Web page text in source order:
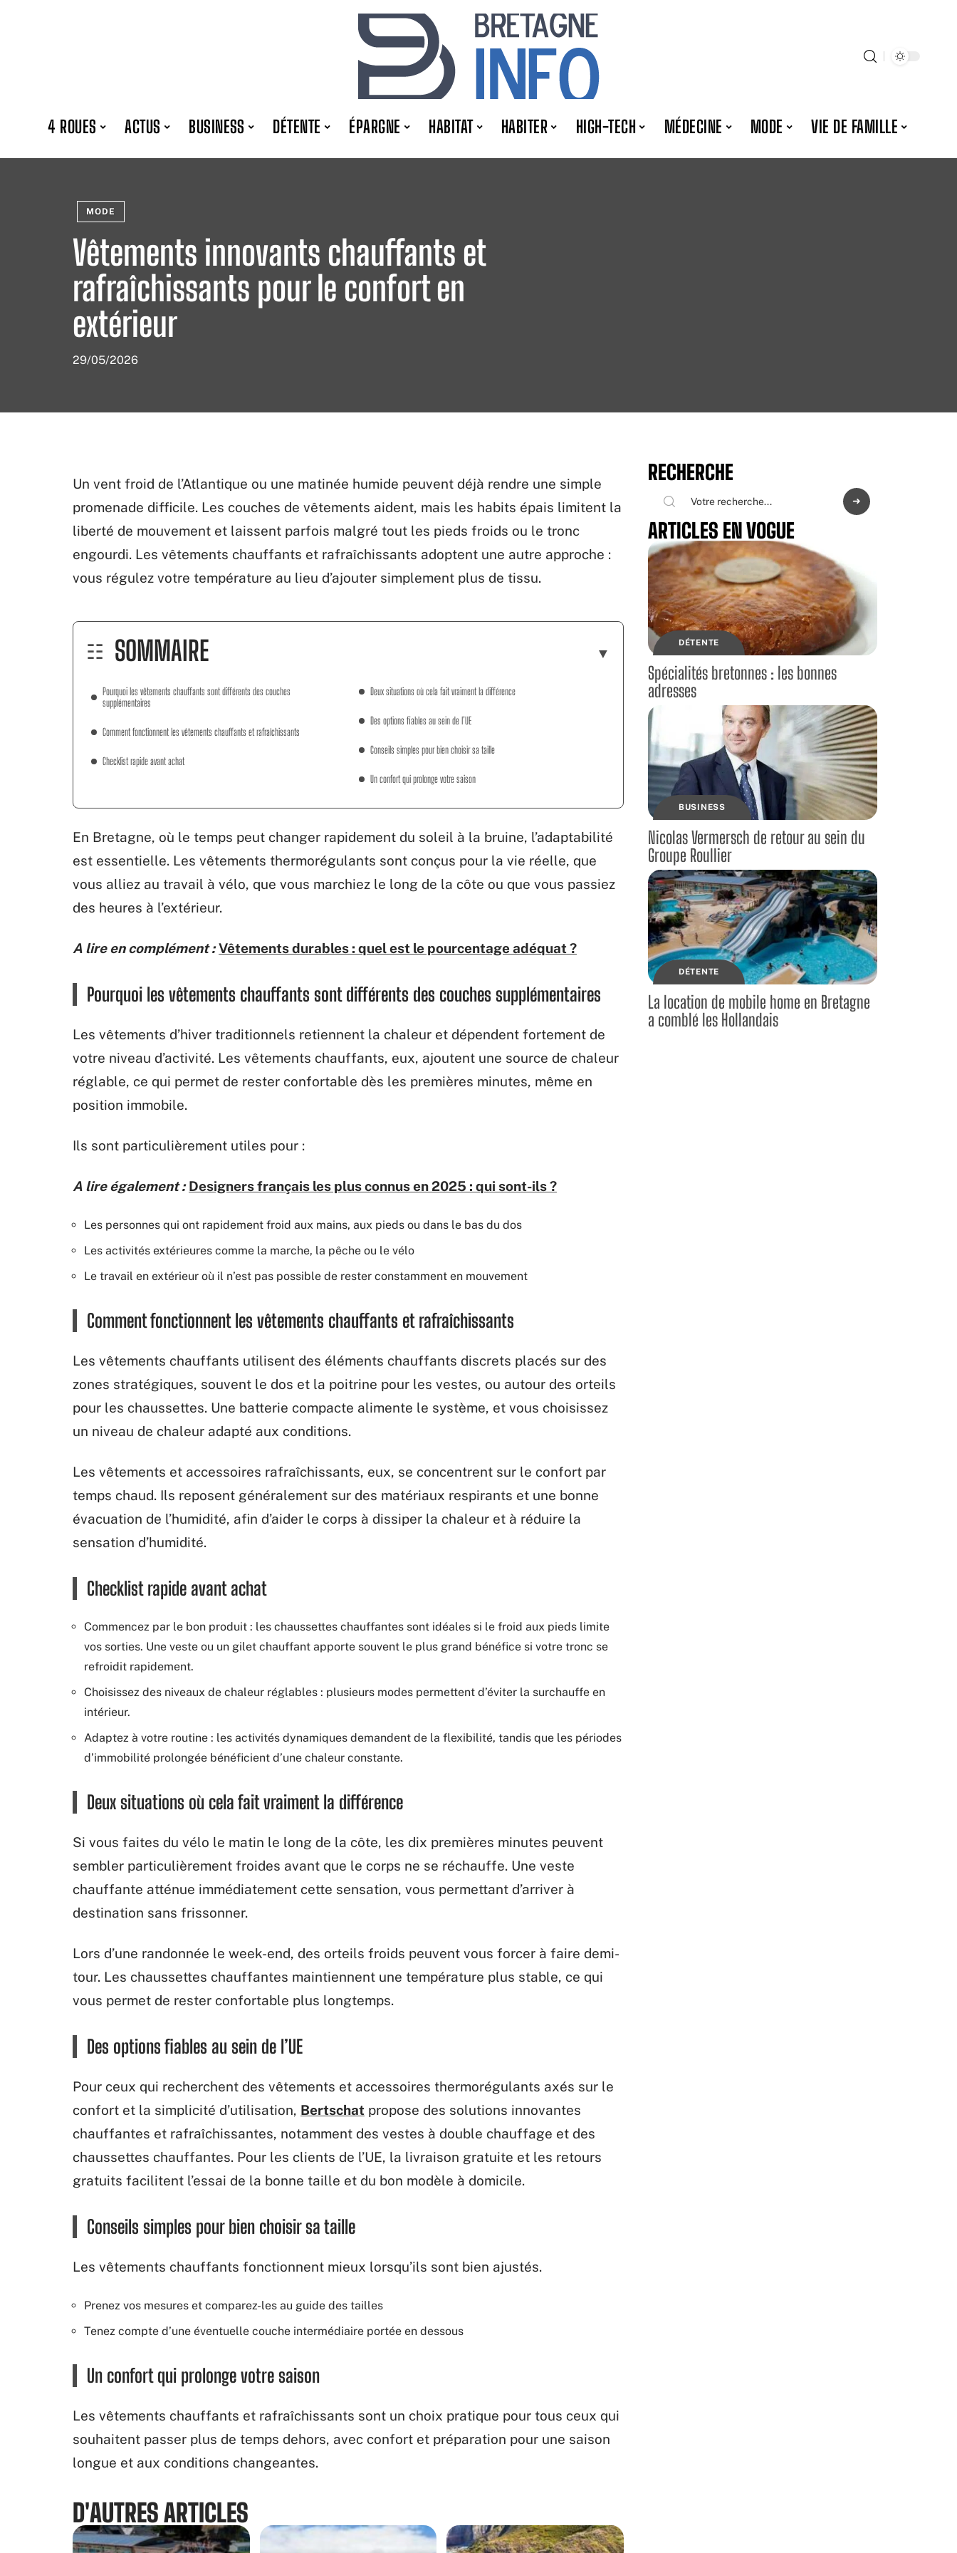
4 ROUES ACTUS BUSINESS DÉTENTE ÉPARGNE HABITAT HABITER HIGH-TECH MÉDECINE MODE VIE DE FAMILLE
MODE
Vêtements innovants chauffants et
rafraîchissants pour le confort en
extérieur
29/05/2026
Un vent froid de l’Atlantique ou une matinée humide peuvent déjà rendre une simple
promenade difficile. Les couches de vêtements aident, mais les habits épais limitent la
liberté de mouvement et laissent parfois malgré tout les pieds froids ou le tronc
engourdi. Les vêtements chauffants et rafraîchissants adoptent une autre approche :
vous régulez votre température au lieu d’ajouter simplement plus de tissu.
SOMMAIRE
Pourquoi les vêtements chauffants sont différents des couches
supplémentaires
Comment fonctionnent les vêtements chauffants et rafraîchissants
Checklist rapide avant achat
Deux situations où cela fait vraiment la différence
Des options fiables au sein de l’UE
Conseils simples pour bien choisir sa taille
Un confort qui prolonge votre saison
En Bretagne, où le temps peut changer rapidement du soleil à la bruine, l’adaptabilité
est essentielle. Les vêtements thermorégulants sont conçus pour la vie réelle, que
vous alliez au travail à vélo, que vous marchiez le long de la côte ou que vous passiez
des heures à l’extérieur.
A lire en complément : Vêtements durables : quel est le pourcentage adéquat ?
Pourquoi les vêtements chauffants sont différents des couches supplémentaires
Les vêtements d’hiver traditionnels retiennent la chaleur et dépendent fortement de
votre niveau d’activité. Les vêtements chauffants, eux, ajoutent une source de chaleur
réglable, ce qui permet de rester confortable dès les premières minutes, même en
position immobile.
Ils sont particulièrement utiles pour :
A lire également : Designers français les plus connus en 2025 : qui sont-ils ?
Les personnes qui ont rapidement froid aux mains, aux pieds ou dans le bas du dos
Les activités extérieures comme la marche, la pêche ou le vélo
Le travail en extérieur où il n’est pas possible de rester constamment en mouvement
Comment fonctionnent les vêtements chauffants et rafraîchissants
Les vêtements chauffants utilisent des éléments chauffants discrets placés sur des
zones stratégiques, souvent le dos et la poitrine pour les vestes, ou autour des orteils
pour les chaussettes. Une batterie compacte alimente le système, et vous choisissez
un niveau de chaleur adapté aux conditions.
Les vêtements et accessoires rafraîchissants, eux, se concentrent sur le confort par
temps chaud. Ils reposent généralement sur des matériaux respirants et une bonne
évacuation de l’humidité, afin d’aider le corps à dissiper la chaleur et à réduire la
sensation d’humidité.
Checklist rapide avant achat
Commencez par le bon produit : les chaussettes chauffantes sont idéales si le froid aux pieds limite
vos sorties. Une veste ou un gilet chauffant apporte souvent le plus grand bénéfice si votre tronc se
refroidit rapidement.
Choisissez des niveaux de chaleur réglables : plusieurs modes permettent d’éviter la surchauffe en
intérieur.
Adaptez à votre routine : les activités dynamiques demandent de la flexibilité, tandis que les périodes
d’immobilité prolongée bénéficient d’une chaleur constante.
Deux situations où cela fait vraiment la différence
Si vous faites du vélo le matin le long de la côte, les dix premières minutes peuvent
sembler particulièrement froides avant que le corps ne se réchauffe. Une veste
chauffante atténue immédiatement cette sensation, vous permettant d’arriver à
destination sans frissonner.
Lors d’une randonnée le week-end, des orteils froids peuvent vous forcer à faire demi-
tour. Les chaussettes chauffantes maintiennent une température plus stable, ce qui
vous permet de rester confortable plus longtemps.
Des options fiables au sein de l’UE
Pour ceux qui recherchent des vêtements et accessoires thermorégulants axés sur le
confort et la simplicité d’utilisation, Bertschat propose des solutions innovantes
chauffantes et rafraîchissantes, notamment des vestes à double chauffage et des
chaussettes chauffantes. Pour les clients de l’UE, la livraison gratuite et les retours
gratuits facilitent l’essai de la bonne taille et du bon modèle à domicile.
Conseils simples pour bien choisir sa taille
Les vêtements chauffants fonctionnent mieux lorsqu’ils sont bien ajustés.
Prenez vos mesures et comparez-les au guide des tailles
Tenez compte d’une éventuelle couche intermédiaire portée en dessous
Un confort qui prolonge votre saison
Les vêtements chauffants et rafraîchissants sont un choix pratique pour tous ceux qui
souhaitent passer plus de temps dehors, avec confort et préparation pour une saison
longue et aux conditions changeantes.
D'AUTRES ARTICLES
RECHERCHE
ARTICLES EN VOGUE
DÉTENTE
Spécialités bretonnes : les bonnes
adresses
BUSINESS
Nicolas Vermersch de retour au sein du
Groupe Roullier
DÉTENTE
La location de mobile home en Bretagne
a comblé les Hollandais